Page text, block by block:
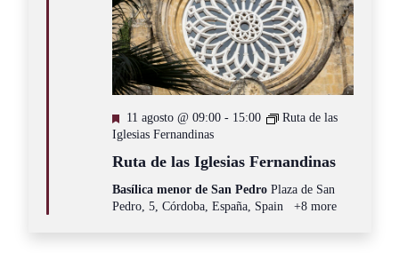
Destacado
11 agosto @ 09:00- 15:00
Ruta de las
Iglesias Fernandinas
Ruta de las Iglesias Fernandinas
Basílica menor de San Pedro Plaza de San
Pedro, 5, Córdoba, España, Spain
+8 more